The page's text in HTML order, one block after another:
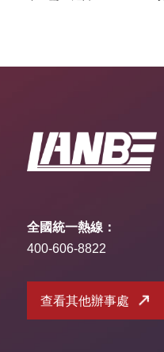
全國統一熱線：
400-606-8822
查看其他辦事處